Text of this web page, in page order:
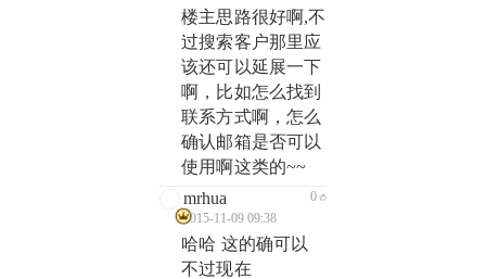
楼主思路很好啊,不
过搜索客户那里应
该还可以延展一下
啊，比如怎么找到
联系方式啊，怎么
确认邮箱是否可以
使用啊这类的~~
mrhua
2015-11-09 09:38
0
哈哈 这的确可以
不过现在